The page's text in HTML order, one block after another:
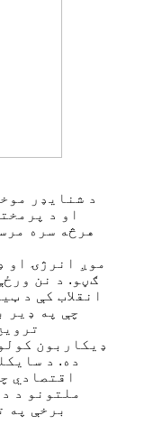
د شنایډر
او د
هرڅه سره
موږ انرژۍ او
ګڼو. د نن
انقلاب کې د
چې په ډیر
ډیکاربون
اقتصادي
ملتونو د
برخې په